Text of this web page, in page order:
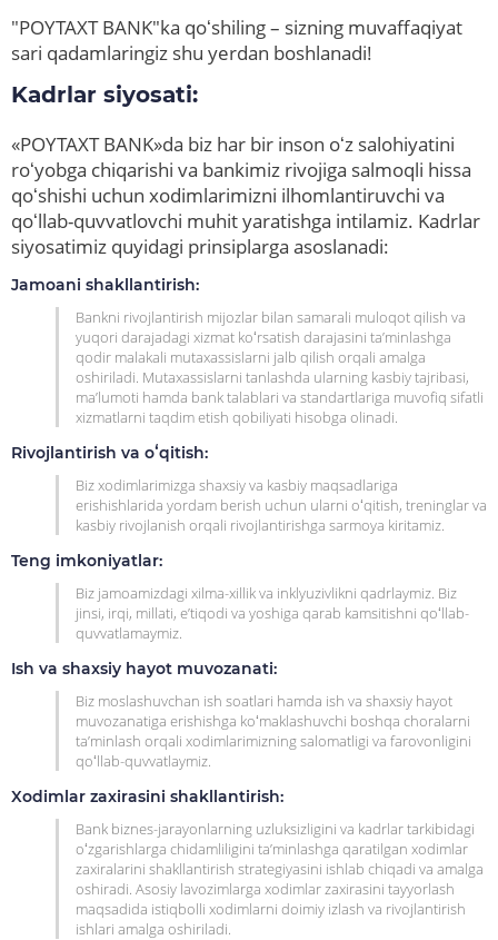
"POYTAXT BANK"ka qoʻshiling – sizning muvaffaqiyat
sari qadamlaringiz shu yerdan boshlanadi!
Kadrlar siyosati:
«POYTAXT BANK»da biz har bir inson oʻz salohiyatini
roʻyobga chiqarishi va bankimiz rivojiga salmoqli hissa
qoʻshishi uchun xodimlarimizni ilhomlantiruvchi va
qoʻllab-quvvatlovchi muhit yaratishga intilamiz. Kadrlar
siyosatimiz quyidagi prinsiplarga asoslanadi:
Jamoani shakllantirish:
Bankni rivojlantirish mijozlar bilan samarali muloqot qilish va
yuqori darajadagi xizmat koʻrsatish darajasini ta’minlashga
qodir malakali mutaxassislarni jalb qilish orqali amalga
oshiriladi. Mutaxassislarni tanlashda ularning kasbiy tajribasi,
ma’lumoti hamda bank talablari va standartlariga muvofiq sifatli
xizmatlarni taqdim etish qobiliyati hisobga olinadi.
Rivojlantirish va oʻqitish:
Biz xodimlarimizga shaxsiy va kasbiy maqsadlariga
erishishlarida yordam berish uchun ularni oʻqitish, treninglar va
kasbiy rivojlanish orqali rivojlantirishga sarmoya kiritamiz.
Teng imkoniyatlar:
Biz jamoamizdagi xilma-xillik va inklyuzivlikni qadrlaymiz. Biz
jinsi, irqi, millati, e’tiqodi va yoshiga qarab kamsitishni qoʻllab-
quvvatlamaymiz.
Ish va shaxsiy hayot muvozanati:
Biz moslashuvchan ish soatlari hamda ish va shaxsiy hayot
muvozanatiga erishishga koʻmaklashuvchi boshqa choralarni
ta’minlash orqali xodimlarimizning salomatligi va farovonligini
qoʻllab-quvvatlaymiz.
Xodimlar zaxirasini shakllantirish:
Bank biznes-jarayonlarning uzluksizligini va kadrlar tarkibidagi
oʻzgarishlarga chidamliligini ta’minlashga qaratilgan xodimlar
zaxiralarini shakllantirish strategiyasini ishlab chiqadi va amalga
oshiradi. Asosiy lavozimlarga xodimlar zaxirasini tayyorlash
maqsadida istiqbolli xodimlarni doimiy izlash va rivojlantirish
ishlari amalga oshiriladi.